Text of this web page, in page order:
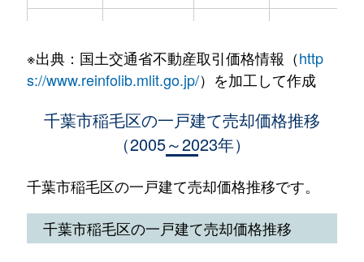
稲毛東
6,000万円 京成稲毛
徒歩4分
5,700万円 稲毛
黒砂台
5,900万円 稲毛
徒歩12分
黒砂台
5,800万円 稲毛
徒歩12分
※出典：国土交通省不動産取引価格情報（http
s://www.reinfolib.mlit.go.jp/）を加工して作成
千葉市稲毛区の一戸建て売却価格推移
（2005～2023年）
千葉市稲毛区の一戸建て売却価格推移です。
千葉市稲毛区の一戸建て売却価格推移